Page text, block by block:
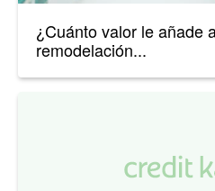
¿Cuánto valor le añade
remodelación...